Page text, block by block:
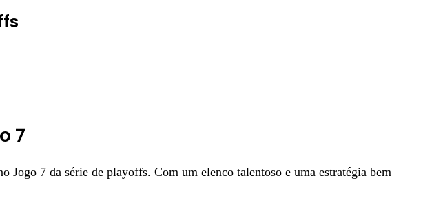
7
7 da série de playoffs. Com um elenco talentoso e uma estratégia bem